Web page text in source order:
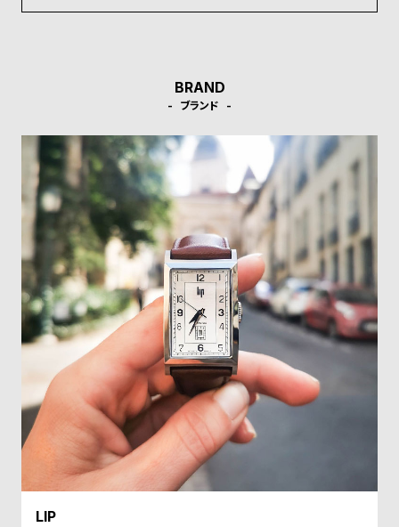
i
t
#
P
o
l
BRAND
ブランド
LIP